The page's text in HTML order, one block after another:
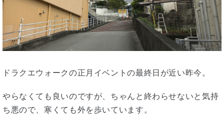
ドラクエウォークの正月イベントの最終日が近い昨今。
やらなくても良いのですが、ちゃんと終わらせないと気持
ち悪ので、寒くても外を歩いています。